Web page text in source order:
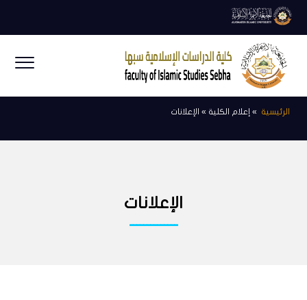
الرئيسية » إعلام الكلية » الإعلانات
الإعلانات
ــــــــــــــ